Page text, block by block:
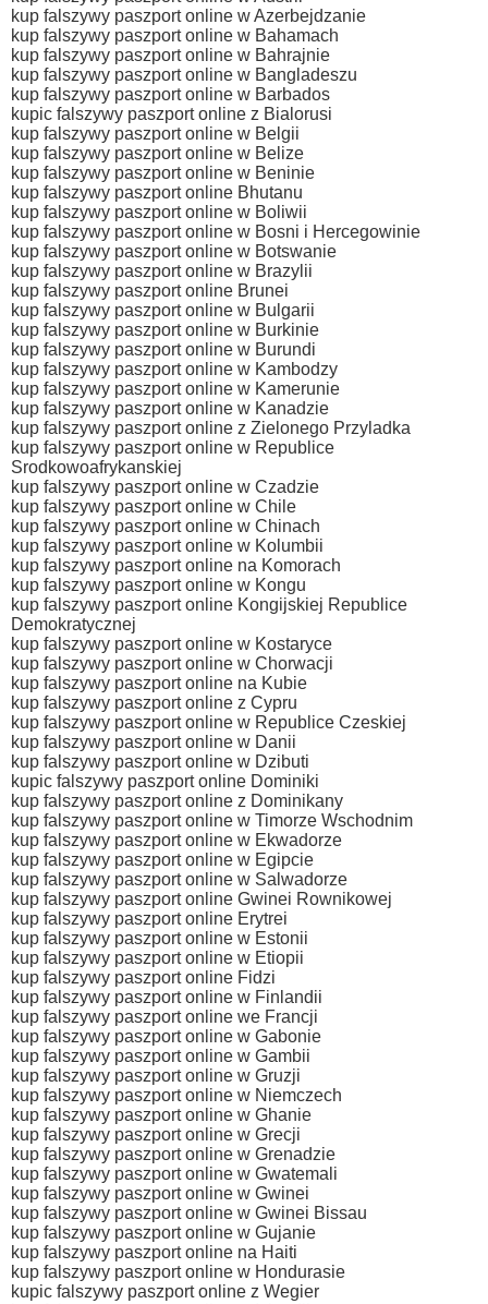
kup falszywy paszport online w Azerbejdzanie
kup falszywy paszport online w Bahamach
kup falszywy paszport online w Bahrajnie
kup falszywy paszport online w Bangladeszu
kup falszywy paszport online w Barbados
kupic falszywy paszport online z Bialorusi
kup falszywy paszport online w Belgii
kup falszywy paszport online w Belize
kup falszywy paszport online w Beninie
kup falszywy paszport online Bhutanu
kup falszywy paszport online w Boliwii
kup falszywy paszport online w Bosni i Hercegowinie
kup falszywy paszport online w Botswanie
kup falszywy paszport online w Brazylii
kup falszywy paszport online Brunei
kup falszywy paszport online w Bulgarii
kup falszywy paszport online w Burkinie
kup falszywy paszport online w Burundi
kup falszywy paszport online w Kambodzy
kup falszywy paszport online w Kamerunie
kup falszywy paszport online w Kanadzie
kup falszywy paszport online z Zielonego Przyladka
kup falszywy paszport online w Republice
Srodkowoafrykanskiej
kup falszywy paszport online w Czadzie
kup falszywy paszport online w Chile
kup falszywy paszport online w Chinach
kup falszywy paszport online w Kolumbii
kup falszywy paszport online na Komorach
kup falszywy paszport online w Kongu
kup falszywy paszport online Kongijskiej Republice
Demokratycznej
kup falszywy paszport online w Kostaryce
kup falszywy paszport online w Chorwacji
kup falszywy paszport online na Kubie
kup falszywy paszport online z Cypru
kup falszywy paszport online w Republice Czeskiej
kup falszywy paszport online w Danii
kup falszywy paszport online w Dzibuti
kupic falszywy paszport online Dominiki
kup falszywy paszport online z Dominikany
kup falszywy paszport online w Timorze Wschodnim
kup falszywy paszport online w Ekwadorze
kup falszywy paszport online w Egipcie
kup falszywy paszport online w Salwadorze
kup falszywy paszport online Gwinei Rownikowej
kup falszywy paszport online Erytrei
kup falszywy paszport online w Estonii
kup falszywy paszport online w Etiopii
kup falszywy paszport online Fidzi
kup falszywy paszport online w Finlandii
kup falszywy paszport online we Francji
kup falszywy paszport online w Gabonie
kup falszywy paszport online w Gambii
kup falszywy paszport online w Gruzji
kup falszywy paszport online w Niemczech
kup falszywy paszport online w Ghanie
kup falszywy paszport online w Grecji
kup falszywy paszport online w Grenadzie
kup falszywy paszport online w Gwatemali
kup falszywy paszport online w Gwinei
kup falszywy paszport online w Gwinei Bissau
kup falszywy paszport online w Gujanie
kup falszywy paszport online na Haiti
kup falszywy paszport online w Hondurasie
kupic falszywy paszport online z Wegier